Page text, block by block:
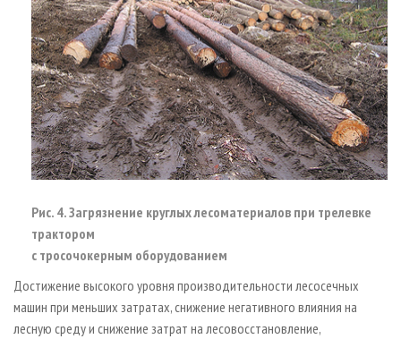
Рис. 4. Загрязнение круглых лесоматериалов при трелевке
трактором
с тросочокерным оборудованием
Достижение высокого уровня производительности лесосечных
машин при меньших затратах, снижение негативного влияния на
лесную среду и снижение затрат на лесовосстановление,